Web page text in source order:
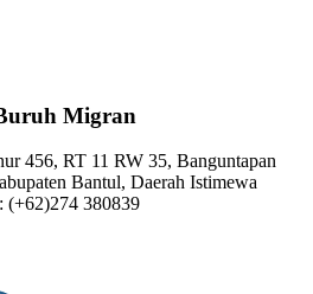
Migran
456, RT 11 RW 35, Banguntapan
Bantul, Daerah Istimewa
(+62)274 380839